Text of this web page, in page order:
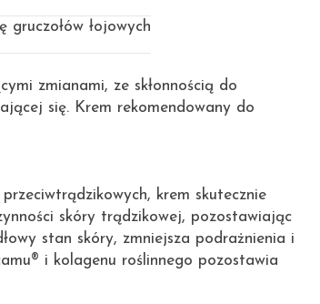
gruczołów łojowych
zmianami, ze skłonnością do
się. Krem rekomendowany do
krem skutecznie
skóry trądzikowej, pozostawiając
stan skóry, zmniejsza podrażnienia i
i kolagenu roślinnego pozostawia